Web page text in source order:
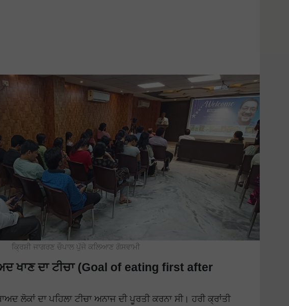
ਕ੍ਰਿਸ਼ੀ ਜਾਗਰਣ ਚੌਪਾਲ ਪੁੱਜੇ ਕਲਿਆਣ ਗੋਸਵਾਮੀ
ਖਾਣ ਦਾ ਟੀਚਾ (Goal of eating first after
ਲੋਕਾਂ ਦਾ ਪਹਿਲਾ ਟੀਚਾ ਅਨਾਜ ਦੀ ਪੂਰਤੀ ਕਰਨਾ ਸੀ। ਹਰੀ ਕ੍ਰਾਂਤੀ